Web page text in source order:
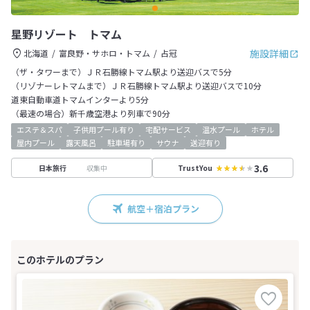
星野リゾート トマム
施設詳細
北海道 富良野・サホロ・トマム
占冠
（ザ・タワーまで）ＪＲ石勝線トマム駅より送迎バスで5分
（リゾナーレトマムまで）ＪＲ石勝線トマム駅より送迎バスで10分
道東自動車道トマムインターより5分
（最速の場合）新千歳空港より列車で90分
エステ＆スパ 子供用プール有り 宅配サービス 温水プール
ホテル
屋内プール
露天風呂 駐車場有り サウナ 送迎有り
日本旅行 収集中 TrustYou 3.6
航空＋宿泊プラン